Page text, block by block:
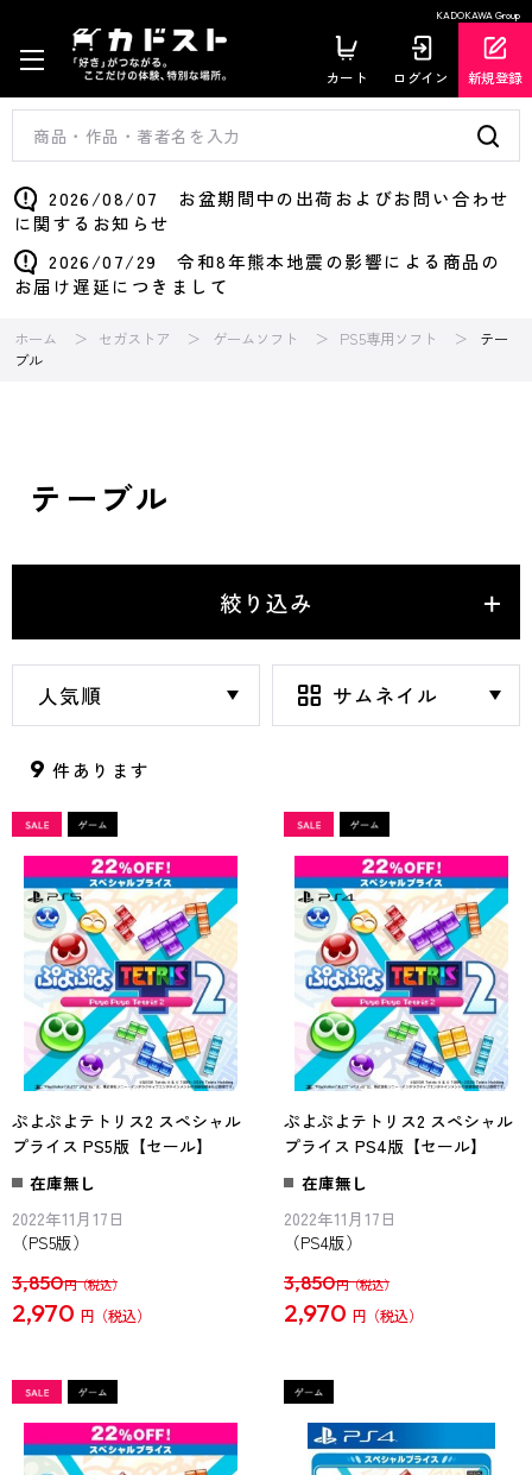
KADOKAWA Group
カート ログイン 新規登録
2026/08/07 お盆期間中の出荷およびお問い合わせ
に関するお知らせ
2026/07/29 令和8年熊本地震の影響による商品の
お届け遅延につきまして
ホーム セガストア ゲームソフト PS5専用ソフト
テー
ブル
テーブル
絞り込み
9 件あります
ぷよぷよテトリス2 スペシャル
プライス PS5版【セール】
在庫無し
2022年11月17日
（PS5版）
2,970 円
3,850円
ぷよぷよテトリス2 スペシャル
プライス PS4版【セール】
在庫無し
2022年11月17日
（PS4版）
2,970 円
3,850円